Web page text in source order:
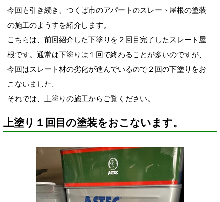
今回も引き続き、つくば市のアパートのスレート屋根の塗装
の施工のようすを紹介します。
こちらは、前回紹介した下塗りを２回目完了したスレート屋
根です。通常は下塗りは１回で終わることが多いのですが、
今回はスレート材の劣化が進んでいるので２回の下塗りをお
こないました。
それでは、上塗りの施工からご覧ください。
上塗り１回目の塗装をおこないます。